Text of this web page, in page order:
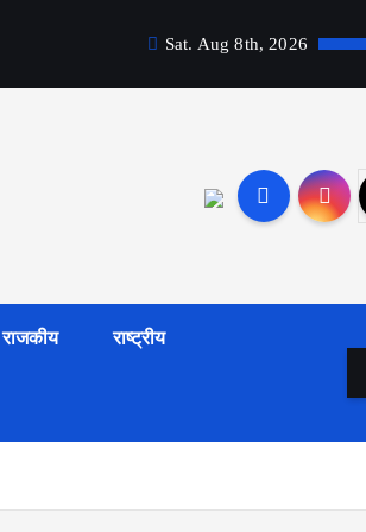
Sat. Aug 8th, 2026
राजकीय राष्ट्रीय